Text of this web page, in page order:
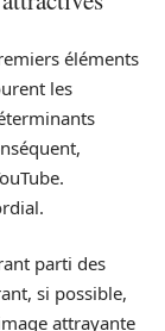
éléments
les
parti des
si possible,
attrayante